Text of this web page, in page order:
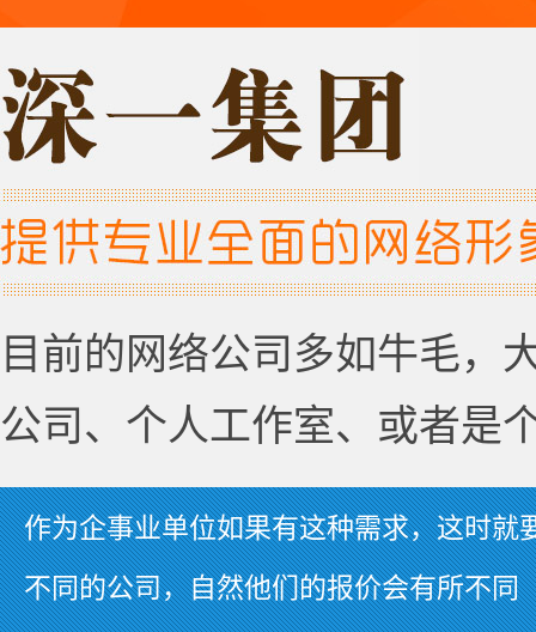
目前的网络公司多如牛毛，
公司、个人工作室、或者是
作为企事业单位如果有这种需求，这时就
不同的公司，自然他们的报价会有所不同